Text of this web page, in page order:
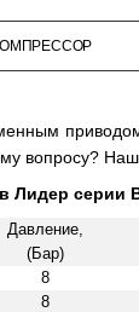
вопросу?
Лидер серии
Давление,
(Бар)
8
8